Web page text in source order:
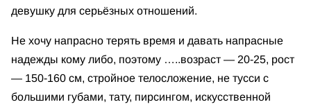
девушку для серьёзных отношений.
Не хочу напрасно терять время и давать напрасные
надежды кому либо, поэтому …..возраст — 20-25, рост
— 150-160 см, стройное телосложение, не тусси с
большими губами, тату, пирсингом, искусственной